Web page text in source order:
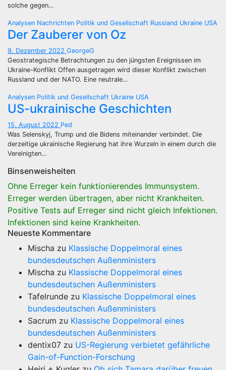
solche gegen…
Analysen Nachrichten Politik und Gesellschaft Russland Ukraine USA
Der Zauberer von Oz
9. Dezember 2022 GeorgeG
Geostrategische Betrachtungen zu den jüngsten Ereignissen im
Ukraine-Konflikt Offen ausgetragen wird dieser Konflikt zwischen
Russland und der NATO. Eine neutrale…
Analysen Politik und Gesellschaft Ukraine USA
US-ukrainische Geschichten
15. August 2022 Ped
Was Selenskyj, Trump und die Bidens miteinander verbindet. Die
derzeitige ukrainische Regierung hat ihre Wurzeln in einem durch die
Vereinigten…
Binsenweisheiten
Ohne Erreger kein funktionierendes Immunsystem.
Erreger werden übertragen, aber nicht Krankheiten.
Positive Tests auf Erreger sind nicht gleich Infektionen.
Infektionen sind keine Krankheiten.
Neueste Kommentare
Mischa zu Klassische Doppelmoral eines
bundesdeutschen Außenministers
Mischa zu Klassische Doppelmoral eines
bundesdeutschen Außenministers
Tafelrunde zu Klassische Doppelmoral eines
bundesdeutschen Außenministers
Sacrum zu Klassische Doppelmoral eines
bundesdeutschen Außenministers
dentix07 zu US-Regierung verbietet gefährliche
Gain-of-Function-Forschung